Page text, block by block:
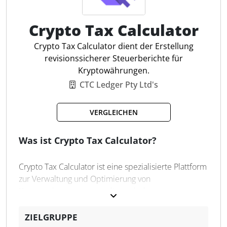
Portfolio-Tracking
Blockchain-Import
Krypto-Steuerrechner
Auto-Klassifizierung
Steueroptimierung
Krypto-Steuerberichte
NFT-Berichte und Tracking
DeFi-Unterstützung
Intelligente Unterstützung
Crypto Tax Calculator
Crypto Tax Calculator dient der Erstellung
revisionssicherer Steuerberichte für
Kryptowährungen.
CTC Ledger Pty Ltd's
VERGLEICHEN
Was ist Crypto Tax Calculator?
Crypto Tax Calculator ist eine spezialisierte Plattform
zur Verwaltung und Optimierung von
entwickelt wurde. Die Software unterstützt alle
ZIELGRUPPE